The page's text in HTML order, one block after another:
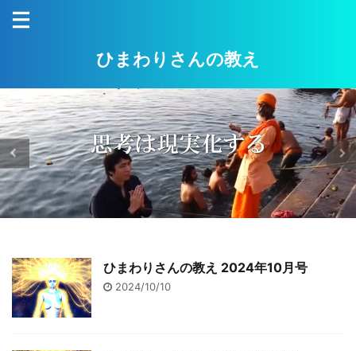
ひまわりさんの教え
ひまわりさんの教え 2024年10月号
2024/10/10